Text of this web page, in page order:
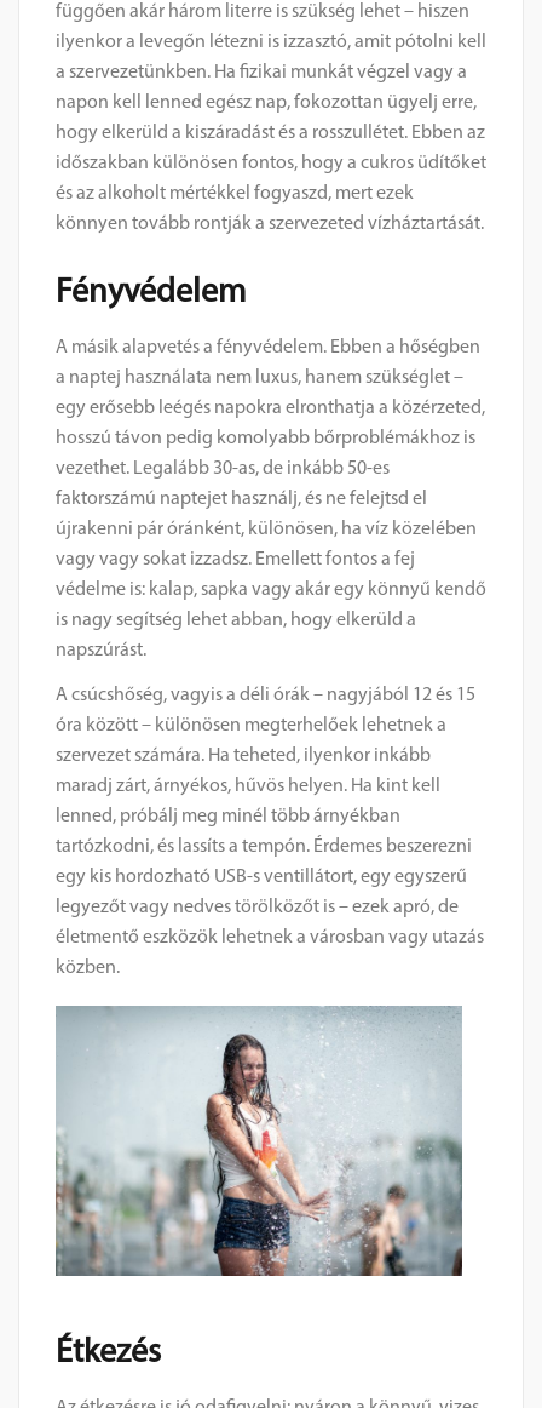
függően akár három literre is szükség lehet – hiszen
ilyenkor a levegőn létezni is izzasztó, amit pótolni kell
a szervezetünkben. Ha fizikai munkát végzel vagy a
napon kell lenned egész nap, fokozottan ügyelj erre,
hogy elkerüld a kiszáradást és a rosszullétet. Ebben az
időszakban különösen fontos, hogy a cukros üdítőket
és az alkoholt mértékkel fogyaszd, mert ezek
könnyen tovább rontják a szervezeted vízháztartását.
Fényvédelem
A másik alapvetés a fényvédelem. Ebben a hőségben
a naptej használata nem luxus, hanem szükséglet –
egy erősebb leégés napokra elronthatja a közérzeted,
hosszú távon pedig komolyabb bőrproblémákhoz is
vezethet. Legalább 30-as, de inkább 50-es
faktorszámú naptejet használj, és ne felejtsd el
újrakenni pár óránként, különösen, ha víz közelében
vagy vagy sokat izzadsz. Emellett fontos a fej
védelme is: kalap, sapka vagy akár egy könnyű kendő
is nagy segítség lehet abban, hogy elkerüld a
napszúrást.
A csúcshőség, vagyis a déli órák – nagyjából 12 és 15
óra között – különösen megterhelőek lehetnek a
szervezet számára. Ha teheted, ilyenkor inkább
maradj zárt, árnyékos, hűvös helyen. Ha kint kell
lenned, próbálj meg minél több árnyékban
tartózkodni, és lassíts a tempón. Érdemes beszerezni
egy kis hordozható USB-s ventillátort, egy egyszerű
legyezőt vagy nedves törölközőt is – ezek apró, de
életmentő eszközök lehetnek a városban vagy utazás
közben.
Étkezés